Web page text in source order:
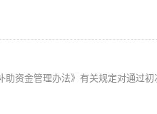
资金管理办法》有关规定对通过